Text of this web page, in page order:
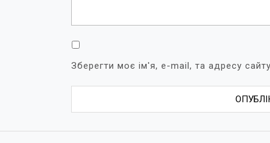
Зберегти моє ім'я, e-mail, та адресу